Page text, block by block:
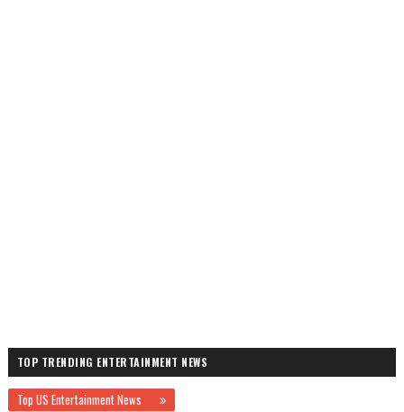
TOP TRENDING ENTERTAINMENT NEWS
Top US Entertainment News